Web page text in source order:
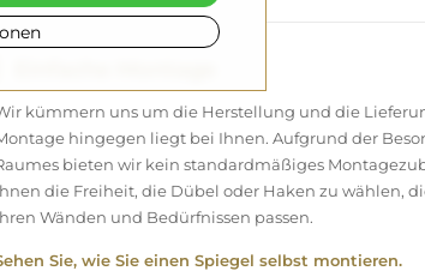
kümmern uns um die Herstellung und die
hingegen liegt bei Ihnen. Aufgrund der
bieten wir kein standardmäßiges
die Freiheit, die Dübel oder Haken zu wählen,
Wänden und Bedürfnissen passen.
Sie, wie Sie einen Spiegel selbst montieren.